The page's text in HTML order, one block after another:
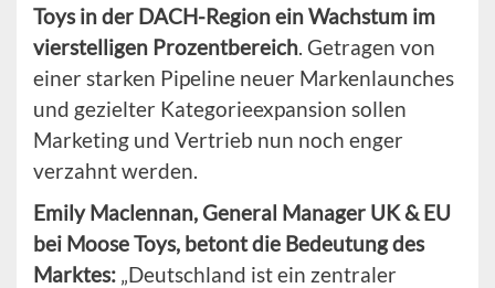
Toys in der DACH-Region ein Wachstum im
vierstelligen Prozentbereich . Getragen von
einer starken Pipeline neuer Markenlaunches
und gezielter Kategorieexpansion sollen
Marketing und Vertrieb nun noch enger
verzahnt werden.
Emily Maclennan, General Manager UK & EU
bei Moose Toys, betont die Bedeutung des
Marktes: „Deutschland ist ein zentraler